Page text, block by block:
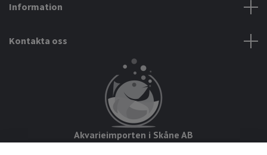
Information
Kontakta oss
Akvarieimporten i Skåne AB